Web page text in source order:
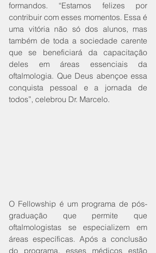
formandos. “Estamos felizes por
contribuir com esses momentos. Essa é
uma vitória não só dos alunos, mas
também de toda a sociedade carente
que se beneficiará da capacitação
deles em áreas essenciais da
oftalmologia. Que Deus abençoe essa
conquista pessoal e a jornada de
todos”, celebrou Dr. Marcelo.
O Fellowship é um programa de pós-
graduação que permite que
oftalmologistas se especializem em
áreas específicas. Após a conclusão
do programa, esses médicos estão